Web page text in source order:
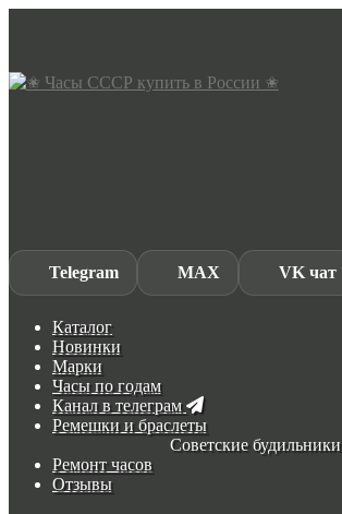
Skip
Skip
Telegram MAX VK чат
Каталог
Новинки
Марки
Часы по годам
Канал в телеграм
Ремешки и браслеты
Советские будильники
Ремонт часов
Отзывы